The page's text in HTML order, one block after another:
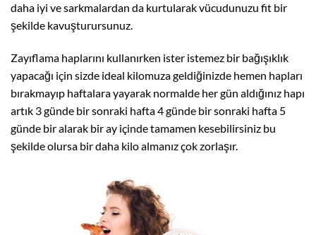
daha iyi ve sarkmalardan da kurtularak vücudunuzu fit bir
şekilde kavuşturursunuz.
Zayıflama haplarını kullanırken ister istemez bir bağışıklık
yapacağı için sizde ideal kilomuza geldiğinizde hemen hapları
bırakmayıp haftalara yayarak normalde her gün aldığınız hapı
artık 3 günde bir sonraki hafta 4 günde bir sonraki hafta 5
günde bir alarak bir ay içinde tamamen kesebilirsiniz bu
şekilde olursa bir daha kilo almanız çok zorlaşır.